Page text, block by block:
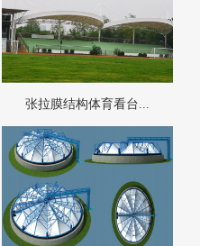
张拉膜结构体育看台...